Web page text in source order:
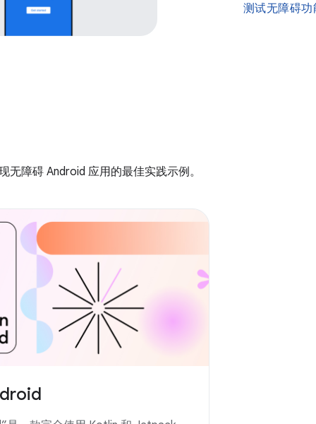
测试无障碍功
无障碍 Android 应用的最佳实践示例。